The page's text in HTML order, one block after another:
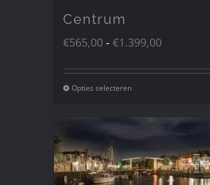
Centrum
€565,00 - €1.399,00
tot
Opties selecterenDit
meerdere
variaties.
Deze